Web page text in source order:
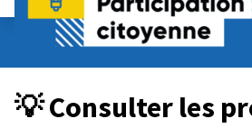
Budget Participatif JEUNESSE 2024
💡 Consulter les projets déposés
💡 Consulter les